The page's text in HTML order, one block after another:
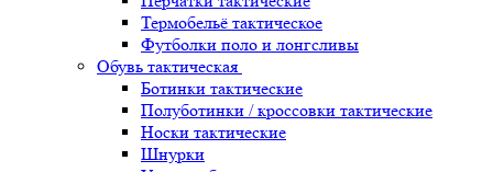
Термобельё тактическое
Футболки поло и лонгсливы
Обувь тактическая
Ботинки тактические
Полуботинки / кроссовки тактические
Носки тактические
Шнурки